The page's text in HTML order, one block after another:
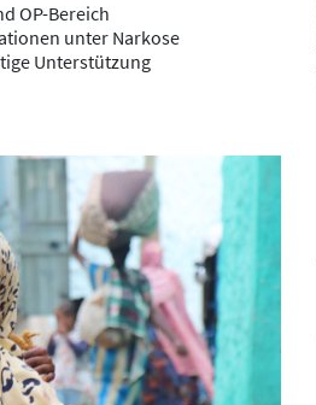
OP-Bereich
unter Narkose
Unterstützung